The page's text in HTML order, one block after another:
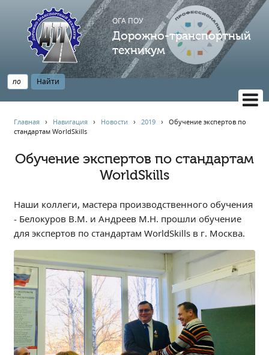
ОГА ПОУ
Дорожно-транспортный
техникум
НАВИГАЦИЯ
Главная
Профессионалитет
Опрос по качеству образования
Новости
Информация
Независимая оценка качества
Профориентация
Обращения онлайн
Контакты
Региональный центр по профилактике ДДТТ
Главная › Навигация › Новости ›2019 ›Обучение экспертов по
стандартам WorldSkills
Обучение экспертов по стандартам
WorldSkills
Наши коллеги, мастера производственного обучения
- Белокуров В.М. и Андреев М.Н. прошли обучение
для экспертов по стандартам WorldSkills в г. Москва.